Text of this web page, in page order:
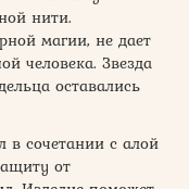
нити.
магии, не дает
человека. Звезда
оставались
в сочетании с алой
от